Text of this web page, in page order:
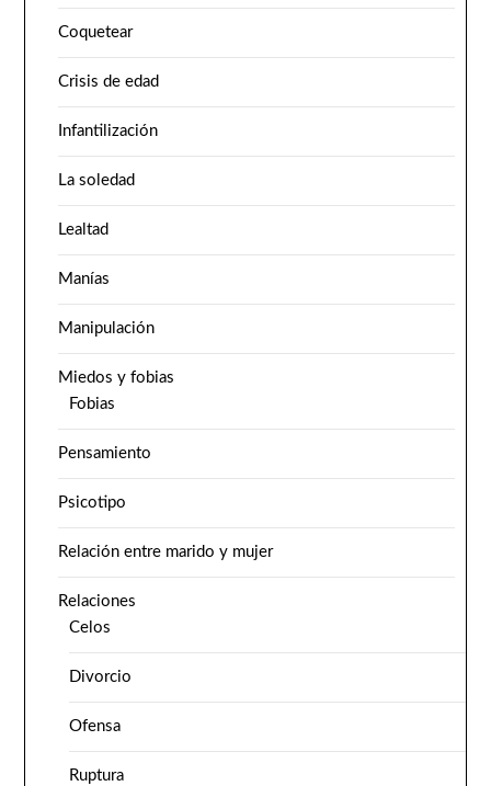
Coquetear
Crisis de edad
Infantilización
La soledad
Lealtad
Manías
Manipulación
Miedos y fobias
Fobias
Pensamiento
Psicotipo
Relación entre marido y mujer
Relaciones
Celos
Divorcio
Ofensa
Ruptura